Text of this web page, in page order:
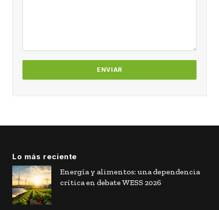
Lo más reciente
Energía y alimentos: una dependencia
crítica en debate WESS 2026